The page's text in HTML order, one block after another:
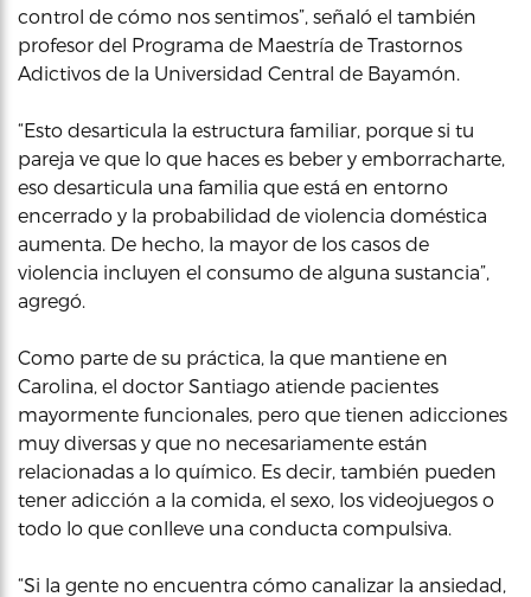
control de cómo nos sentimos”, señaló el también
profesor del Programa de Maestría de Trastornos
Adictivos de la Universidad Central de Bayamón.
“Esto desarticula la estructura familiar, porque si tu
pareja ve que lo que haces es beber y emborracharte,
eso desarticula una familia que está en entorno
encerrado y la probabilidad de violencia doméstica
aumenta. De hecho, la mayor de los casos de
violencia incluyen el consumo de alguna sustancia”,
agregó.
Como parte de su práctica, la que mantiene en
Carolina, el doctor Santiago atiende pacientes
mayormente funcionales, pero que tienen adicciones
muy diversas y que no necesariamente están
relacionadas a lo químico. Es decir, también pueden
tener adicción a la comida, el sexo, los videojuegos o
todo lo que conlleve una conducta compulsiva.
“Si la gente no encuentra cómo canalizar la ansiedad,